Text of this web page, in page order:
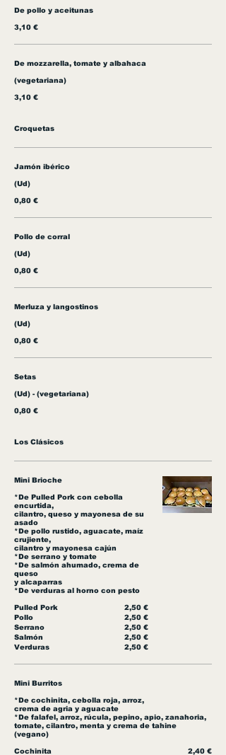
De pollo y aceitunas
3,10 €
De mozzarella, tomate y albahaca
(vegetariana)
3,10 €
Croquetas
Jamón ibérico
(Ud)
0,80 €
Pollo de corral
(Ud)
0,80 €
Merluza y langostinos
(Ud)
0,80 €
Setas
(Ud) - (vegetariana)
0,80 €
Los Clásicos
Mini Brioche
*De Pulled Pork con cebolla
encurtida,
cilantro, queso y mayonesa de su
asado
*De pollo rustido, aguacate, maíz
crujiente,
cilantro y mayonesa cajún
*De serrano y tomate
*De salmón ahumado, crema de
queso
y alcaparras
*De verduras al horno con pesto
Pulled Pork
2,50 €
Pollo
2,50 €
Serrano
2,50 €
Salmón
2,50 €
Verduras
2,50 €
Mini Burritos
*De cochinita, cebolla roja, arroz,
crema de agria y aguacate
*De falafel, arroz, rúcula, pepino, apio, zanahoria,
tomate, cilantro, menta y crema de tahine
(vegano)
Cochinita
2,40 €